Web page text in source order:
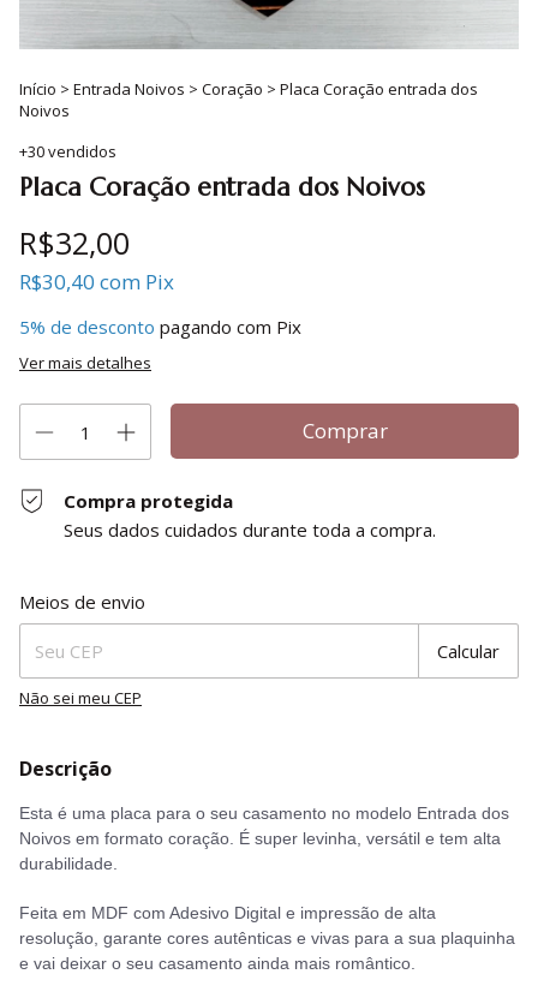
Início > Entrada Noivos > Coração > Placa Coração entrada dos
Noivos
+30 vendidos
Placa Coração entrada dos Noivos
R$32,00
R$30,40 com Pix
5% de desconto pagando com Pix
Ver mais detalhes
Compra protegida
Seus dados cuidados durante toda a compra.
Entregas para o CEP:
Meios de envio
Calcular
Não sei meu CEP
Descrição
Esta é uma placa para o seu casamento no modelo Entrada dos
Noivos em formato coração. É super levinha, versátil e tem alta
durabilidade.
Feita em MDF com Adesivo Digital e impressão de alta
resolução, garante cores autênticas e vivas para a sua plaquinha
e vai deixar o seu casamento ainda mais romântico.